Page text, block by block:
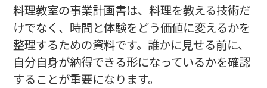
料理教室の事業計画書は、料理を教える技術だ
けでなく、時間と体験をどう価値に変えるかを
整理するための資料です。誰かに見せる前に、
自分自身が納得できる形になっているかを確認
することが重要になります。